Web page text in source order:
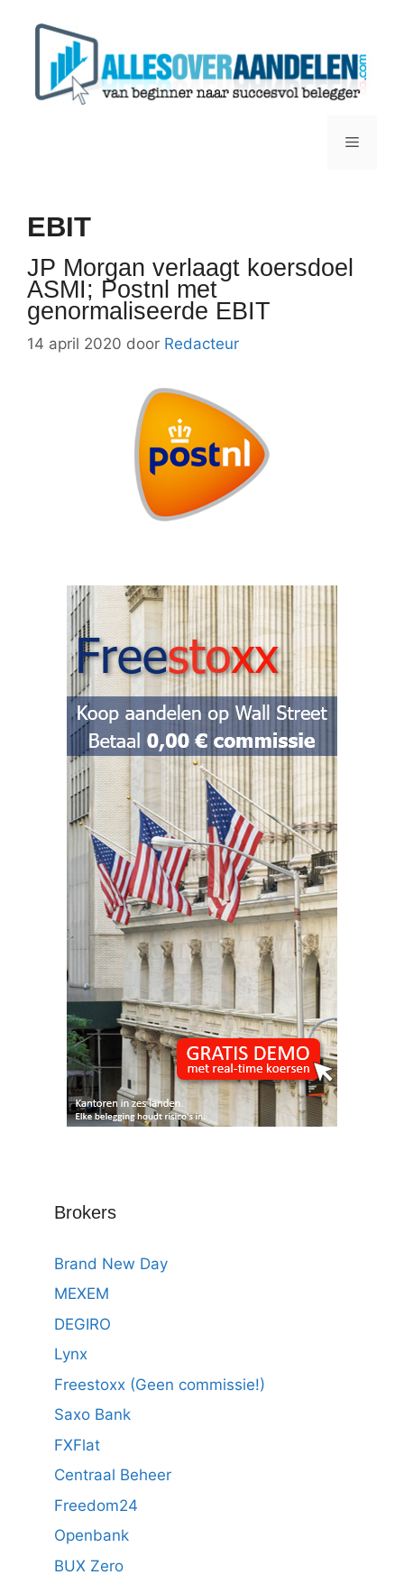
Menu
EBIT
JP Morgan verlaagt koersdoel
ASMI; Postnl met
genormaliseerde EBIT
14 april 2020 door Redacteur
Brokers
Brand New Day
MEXEM
DEGIRO
Lynx
Freestoxx (Geen commissie!)
Saxo Bank
FXFlat
Centraal Beheer
Freedom24
Openbank
BUX Zero